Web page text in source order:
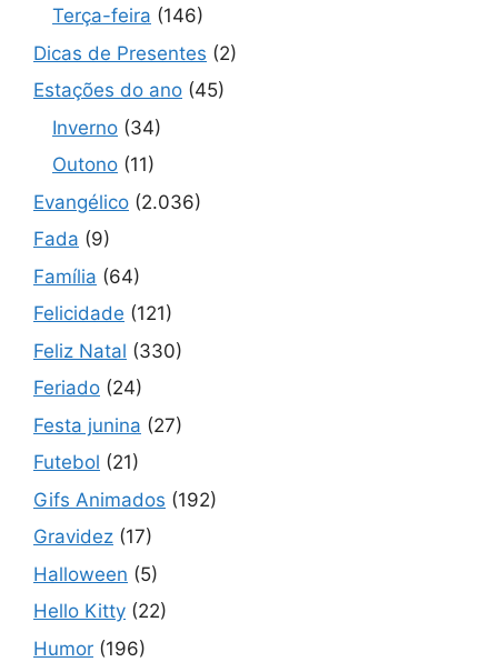
Terça-feira (146)
Dicas de Presentes (2)
Estações do ano (45)
Inverno (34)
Outono (11)
Evangélico (2.036)
Fada (9)
Família (64)
Felicidade (121)
Feliz Natal (330)
Feriado (24)
Festa junina (27)
Futebol (21)
Gifs Animados (192)
Gravidez (17)
Halloween (5)
Hello Kitty (22)
Humor (196)